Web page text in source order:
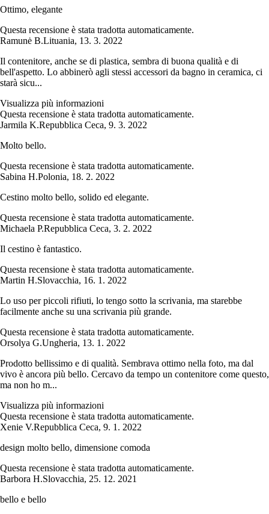
Ottimo, elegante
Questa recensione è stata tradotta automaticamente.
Ramunė B.Lituania, 13. 3. 2022
Il contenitore, anche se di plastica, sembra di buona qualità e di
bell'aspetto. Lo abbinerò agli stessi accessori da bagno in ceramica, ci
starà sicu...
Visualizza più informazioni
Questa recensione è stata tradotta automaticamente.
Jarmila K.Repubblica Ceca, 9. 3. 2022
Molto bello.
Questa recensione è stata tradotta automaticamente.
Sabina H.Polonia, 18. 2. 2022
Cestino molto bello, solido ed elegante.
Questa recensione è stata tradotta automaticamente.
Michaela P.Repubblica Ceca, 3. 2. 2022
Il cestino è fantastico.
Questa recensione è stata tradotta automaticamente.
Martin H.Slovacchia, 16. 1. 2022
Lo uso per piccoli rifiuti, lo tengo sotto la scrivania, ma starebbe
facilmente anche su una scrivania più grande.
Questa recensione è stata tradotta automaticamente.
Orsolya G.Ungheria, 13. 1. 2022
Prodotto bellissimo e di qualità. Sembrava ottimo nella foto, ma dal
vivo è ancora più bello. Cercavo da tempo un contenitore come questo,
ma non ho m...
Visualizza più informazioni
Questa recensione è stata tradotta automaticamente.
Xenie V.Repubblica Ceca, 9. 1. 2022
design molto bello, dimensione comoda
Questa recensione è stata tradotta automaticamente.
Barbora H.Slovacchia, 25. 12. 2021
bello e bello